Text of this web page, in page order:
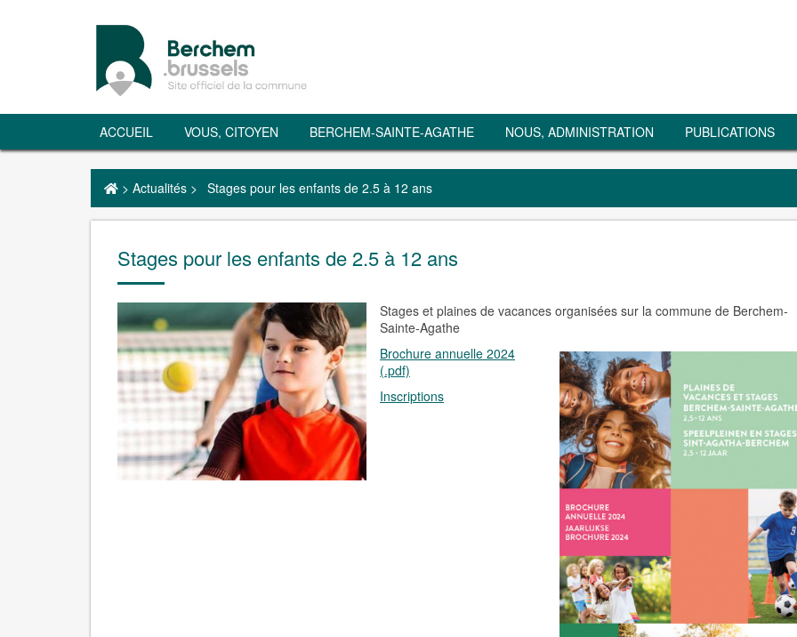
ACCUEIL VOUS, CITOYEN BERCHEM-SAINTE-AGATHE NOUS, ADMINISTRATION PUBLICATIONS
> Actualités > Stages pour les enfants de 2.5 à 12 ans
Stages pour les enfants de 2.5 à 12 ans
Stages et plaines de vacances organisées sur la commune de Berchem-
Sainte-Agathe
Brochure annuelle 2024
(.pdf)
Inscriptions